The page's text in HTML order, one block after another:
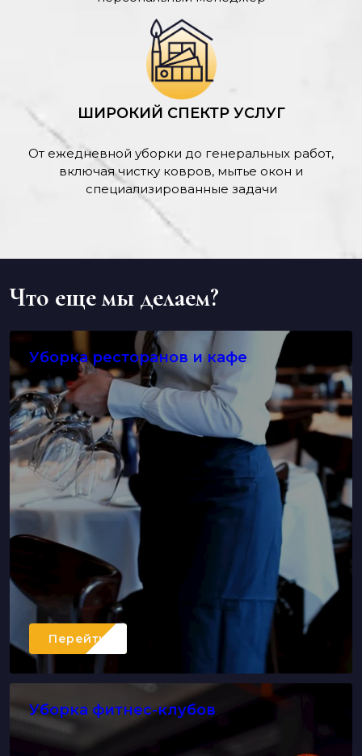
ШИРОКИЙ СПЕКТР УСЛУГ
От ежедневной уборки до генеральных работ,
включая чистку ковров, мытье окон и
специализированные задачи
Что еще мы делаем?
Уборка ресторанов и кафе
Перейти
Уборка фитнес-клубов